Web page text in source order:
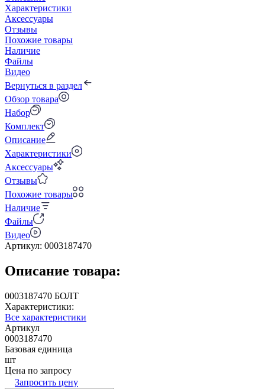
Характеристики
Аксессуары
Отзывы
Похожие товары
Наличие
Файлы
Видео
Вернуться в раздел
Обзор товара
Набор
Комплект
Описание
Характеристики
Аксессуары
Отзывы
Похожие товары
Наличие
Файлы
Видео
Артикул: 0003187470
Описание товара:
0003187470 БОЛТ
Характеристики:
Все характеристики
Артикул
0003187470
Базовая единица
шт
Цена по запросу
Запросить цену